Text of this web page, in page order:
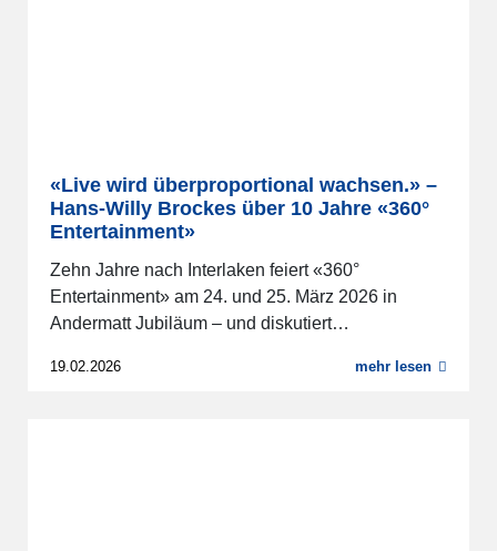
«Live wird überproportional wachsen.» –
Hans-Willy Brockes über 10 Jahre «360°
Entertainment»
Zehn Jahre nach Interlaken feiert «360°
Entertainment» am 24. und 25. März 2026 in
Andermatt Jubiläum – und diskutiert…
19.02.2026 mehr lesen